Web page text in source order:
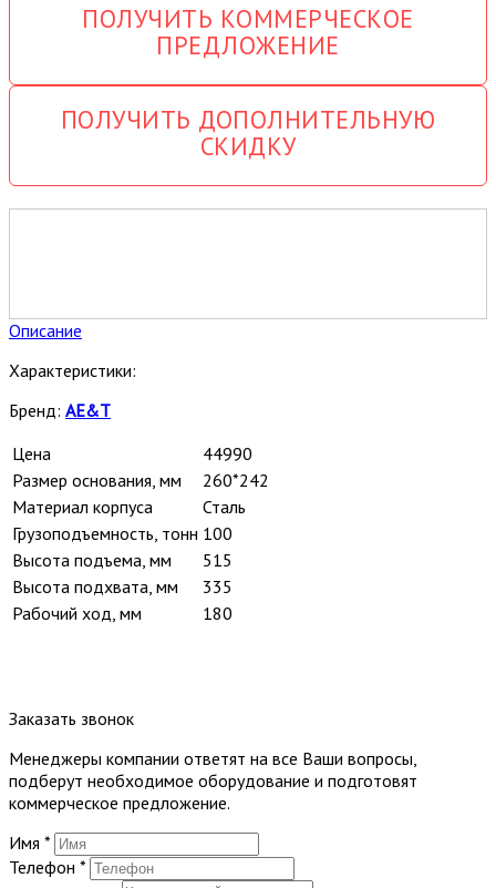
ПОЛУЧИТЬ КОММЕРЧЕСКОЕ
ПРЕДЛОЖЕНИЕ
ПОЛУЧИТЬ ДОПОЛНИТЕЛЬНУЮ
СКИДКУ
Описание
Характеристики:
Бренд: AE&T
Цена
44990
Размер основания, мм
260*242
Материал корпуса
Сталь
Грузоподъемность, тонн 100
Высота подъема, мм
515
Высота подхвата, мм
335
Рабочий ход, мм
180
Заказать звонок
Менеджеры компании ответят на все Ваши вопросы,
подберут необходимое оборудование и подготовят
коммерческое предложение.
Имя *
Телефон *